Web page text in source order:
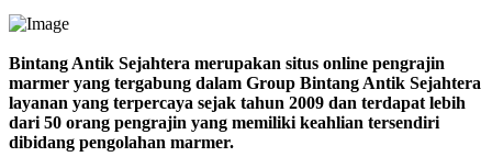
Bintang Antik Sejahtera merupakan situs online pengrajin
marmer yang tergabung dalam Group Bintang Antik Sejahtera
layanan yang terpercaya sejak tahun 2009 dan terdapat lebih
dari 50 orang pengrajin yang memiliki keahlian tersendiri
dibidang pengolahan marmer.